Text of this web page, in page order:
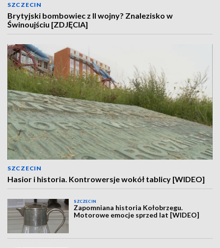
SZCZECIN
Brytyjski bombowiec z II wojny? Znalezisko w
Świnoujściu [ZDJĘCIA]
SZCZECIN
Hasior i historia. Kontrowersje wokół tablicy [WIDEO]
SZCZECIN
Zapomniana historia Kołobrzegu.
Motorowe emocje sprzed lat [WIDEO]